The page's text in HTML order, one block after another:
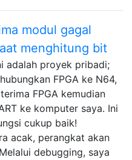
modul gagal
menghitung bit
adalah proyek pribadi;
FPGA ke N64,
FPGA kemudian
ke komputer saya. Ini
cukup baik!
acak, perangkat akan
debugging, saya